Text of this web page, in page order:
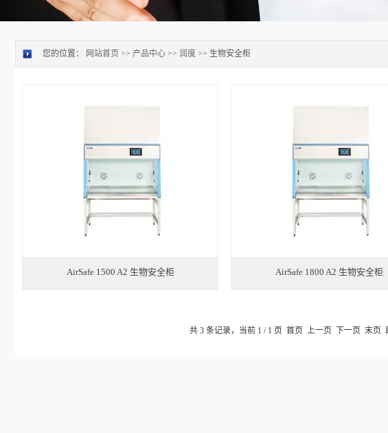
您的位置： 网站首页 >> 产品中心 >> 润度 >> 生物安全柜
AirSafe 1500 A2 生物安全柜 AirSafe 1800 A2 生物安全柜
共 3 条记录，当前 1 / 1 页 首页 上一页 下一页 末页